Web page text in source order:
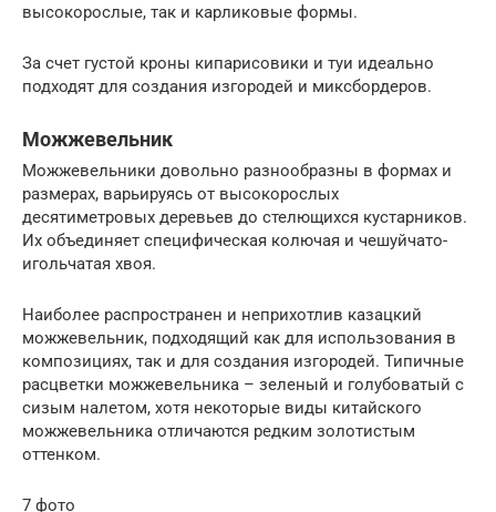
высокорослые, так и карликовые формы.
За счет густой кроны кипарисовики и туи идеально
подходят для создания изгородей и миксбордеров.
Можжевельник
Можжевельники довольно разнообразны в формах и
размерах, варьируясь от высокорослых
десятиметровых деревьев до стелющихся кустарников.
Их объединяет специфическая колючая и чешуйчато-
игольчатая хвоя.
Наиболее распространен и неприхотлив казацкий
можжевельник, подходящий как для использования в
композициях, так и для создания изгородей. Типичные
расцветки можжевельника – зеленый и голубоватый с
сизым налетом, хотя некоторые виды китайского
можжевельника отличаются редким золотистым
оттенком.
7 фото